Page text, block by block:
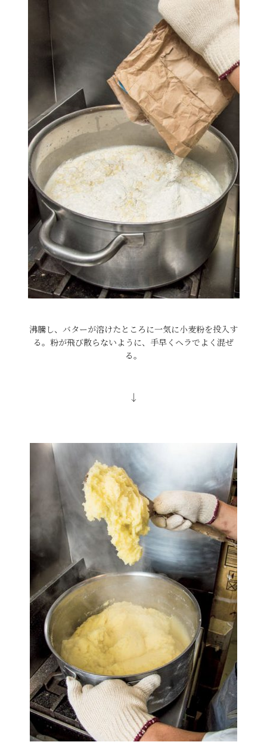
沸騰し、バターが溶けたところに一気に小麦粉を投入す
る。粉が飛び散らないように、手早くヘラでよく混ぜ
る。
↓